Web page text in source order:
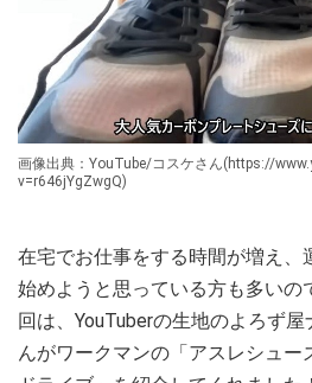
画像出典：YouTube/コスケさん(https://
v=r646jYgZwgQ)
在宅でお仕事をする時間が増え、
始めようと思っている方も多いの
回は、YouTuberの生地のよろず
んがワークマンの「アスレシュー